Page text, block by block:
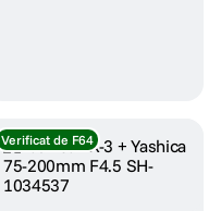
Verificat de F64